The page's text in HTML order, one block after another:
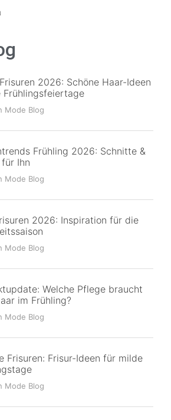
2026: Schöne Haar-Ideen
Frühlingsfeiertage
Mode Blog
Frühling 2026: Schnitte &
Ihn
Mode Blog
2026: Inspiration für die
Mode Blog
Welche Pflege braucht
im Frühling?
Mode Blog
Frisuren: Frisur-Ideen für milde
Mode Blog